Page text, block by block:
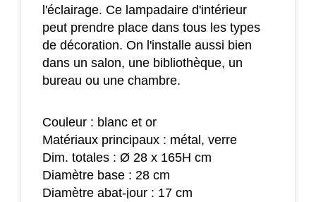
l'éclairage. Ce lampadaire d'intérieur
peut prendre place dans tous les types
de décoration. On l'installe aussi bien
dans un salon, une bibliothèque, un
bureau ou une chambre.
Couleur : blanc et or
Matériaux principaux : métal, verre
Dim. totales : Ø 28 x 165H cm
Diamètre base : 28 cm
Diamètre abat-jour : 17 cm